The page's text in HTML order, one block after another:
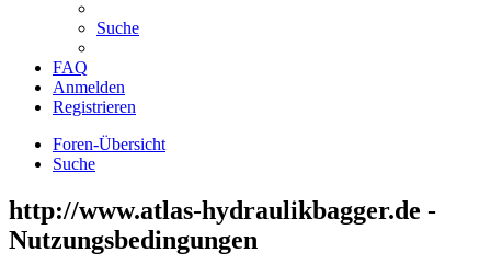
Suche
FAQ
Anmelden
Registrieren
Foren-Übersicht
Suche
http://www.atlas-hydraulikbagger.de -
Nutzungsbedingungen